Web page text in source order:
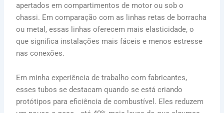
apertados em compartimentos de motor ou sob o
chassi. Em comparação com as linhas retas de borracha
ou metal, essas linhas oferecem mais elasticidade, o
que significa instalações mais fáceis e menos estresse
nas conexões.
Em minha experiência de trabalho com fabricantes,
esses tubos se destacam quando se está criando
protótipos para eficiência de combustível. Eles reduzem